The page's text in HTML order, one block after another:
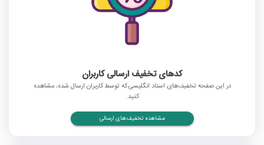
کدهای تخفیف ارسالی کاربران
در این صفحه تخفیف‌های استاد انگلیسی که توسط کاربران ارسال شده، مشاهده
کنید.
مشاهده تخفیف‌های ارسالی